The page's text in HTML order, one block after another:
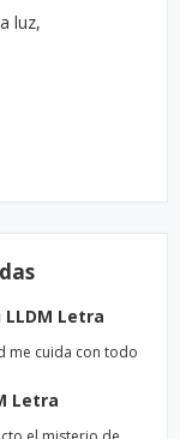
luz,
Letra
me cuida con todo
Letra